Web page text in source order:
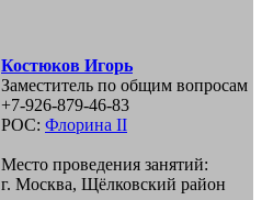
Костюков Игорь
Заместитель по общим вопросам
+7-926-879-46-83
РОС: Флорина II
Место проведения занятий:
г. Москва, Щёлковский район